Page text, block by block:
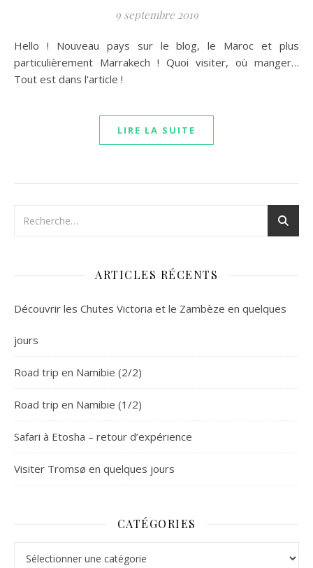
9 septembre 2019
Hello ! Nouveau pays sur le blog, le Maroc et plus
particulièrement Marrakech ! Quoi visiter, où manger…
Tout est dans l’article !
LIRE LA SUITE
ARTICLES RÉCENTS
Découvrir les Chutes Victoria et le Zambèze en quelques
jours
Road trip en Namibie (2/2)
Road trip en Namibie (1/2)
Safari à Etosha – retour d’expérience
Visiter Tromsø en quelques jours
CATÉGORIES